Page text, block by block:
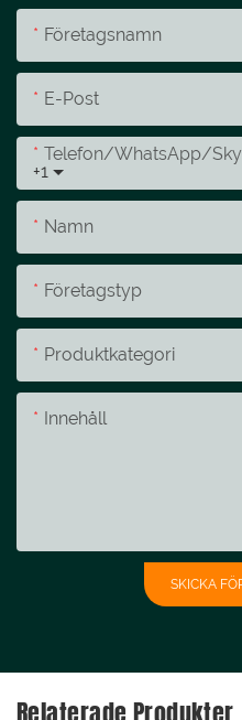
Företagsnamn
E-Post
+1
Telefon/whatsApp/
Namn
Företagstyp
Produktkategori
Innehåll
SKICKA